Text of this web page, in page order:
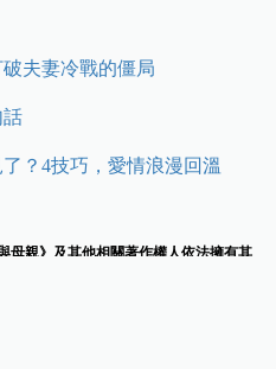
夫妻冷戰的僵局
話
？4技巧，愛情浪漫回溫
母親》及其他相關著作權人依法擁有其